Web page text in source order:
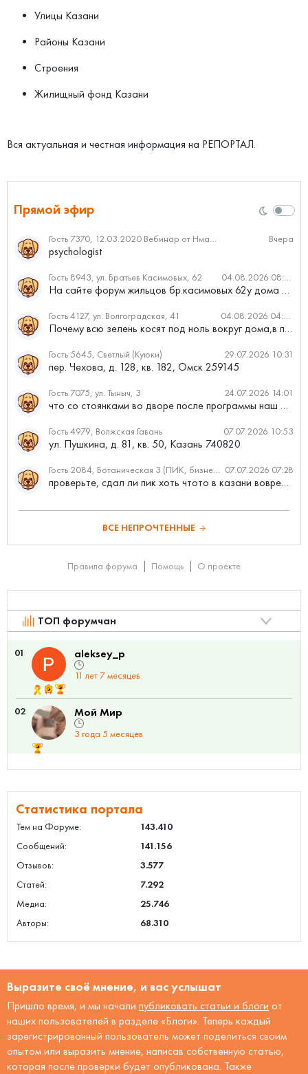
Улицы Казани
Районы Казани
Строения
Жилищный фонд Казани
Вся актуальная и честная информация на РЕПОРТАЛ.
Прямой эфир
Гость 7370, 12.03.2020 Вебинар от Нмаркет.ПРО: «Актуальное об ипотеке: что нужно знать» Вчера
psychologist
Гость 8943, ул. Братьев Касимовых, 62 04.08.2026 08:34
На сайте форум жильцов бр.касимовых 62у дома растут красивые...
Гость 4127, ул. Волгоградская, 41 04.08.2026 04:46
Почему всю зелень косят под ноль вокруг дома,в полисадниках....
Гость 5645, Светлый (Куюки) 29.07.2026 10:31
пер. Чехова, д. 128, кв. 182, Омск 259145
Гость 7075, ул. Тыныч, 3 24.07.2026 14:01
что со стоянками во дворе после программы наш двор
Гость 4979, Волжская Гавань 07.07.2026 10:53
ул. Пушкина, д. 81, кв. 50, Казань 740820
Гость 2084, Ботаническая 3 (ПИК, бизнес-класс) 07.07.2026 07:28
проверьте, сдал ли пик хоть чтото в казани вовремя?
ВСЕ НЕПРОЧТЕННЫЕ
Правила форума Помощь О проекте
ТОП форумчан
01 aleksey_p
11 лет 7 месяцев
02 Мой Мир
3 года 5 месяцев
Статистика портала
Тем на Форуме:
143.410
Сообщений:
141.156
Отзывов:
3.577
Статей:
7.292
Медиа:
25.746
Авторы:
68.310
Выразите своё мнение, и вас услышат
Пришло время, и мы начали публиковать статьи и блоги от
наших пользователей в разделе «Блоги». Теперь каждый
зарегистрированный пользователь может поделиться своим
опытом или выразить мнение, написав собственную статью,
которая после проверки будет опубликована. Также